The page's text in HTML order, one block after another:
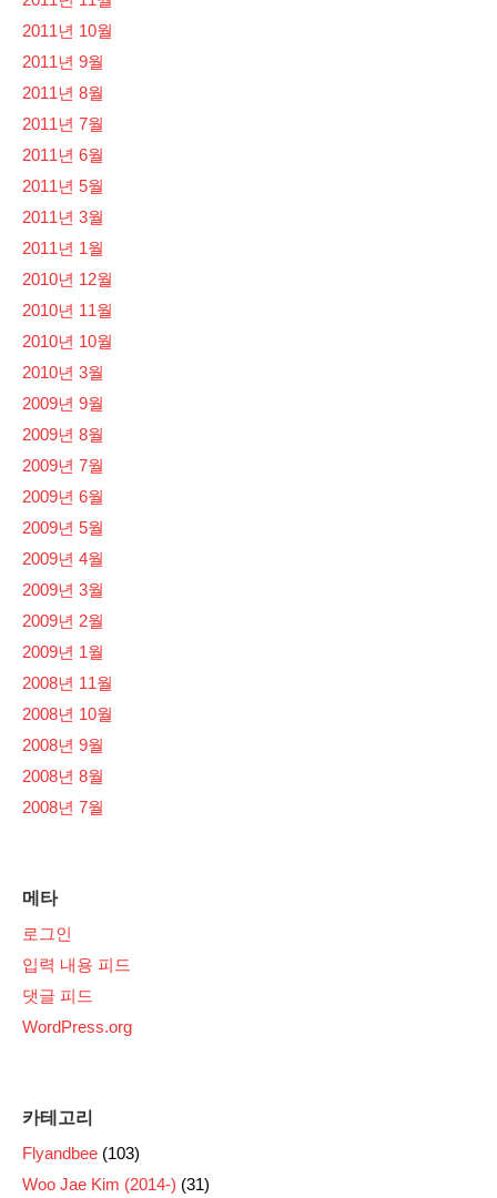
2011년 10월
2011년 9월
2011년 8월
2011년 7월
2011년 6월
2011년 5월
2011년 3월
2011년 1월
2010년 12월
2010년 11월
2010년 10월
2010년 3월
2009년 9월
2009년 8월
2009년 7월
2009년 6월
2009년 5월
2009년 4월
2009년 3월
2009년 2월
2009년 1월
2008년 11월
2008년 10월
2008년 9월
2008년 8월
2008년 7월
메타
로그인
입력 내용 피드
댓글 피드
WordPress.org
카테고리
Flyandbee (103)
Woo Jae Kim (2014-) (31)